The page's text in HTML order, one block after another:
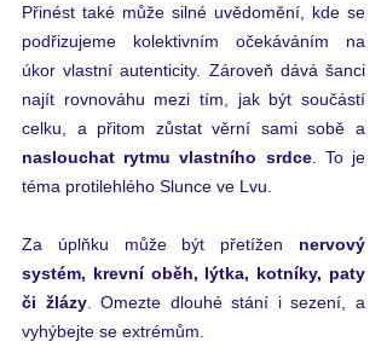
Přinést také může silné uvědomění, kde se
podřizujeme kolektivním očekáváním na
úkor vlastní autenticity. Zároveň dává šanci
najít rovnováhu mezi tím, jak být součástí
naslouchat rytmu vlastního srdce. To je
téma protilehlého Slunce ve Lvu.
Za úplňku může být přetížen nervový
systém, krevní oběh, lýtka, kotníky, paty
či žlázy. Omezte dlouhé stání i sezení, a
vyhýbejte se extrémům.